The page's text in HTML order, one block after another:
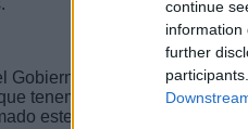
continue
information
further
Gobierno del Estado no es
tenemos en Canarias, sino
este desaire solo pone de